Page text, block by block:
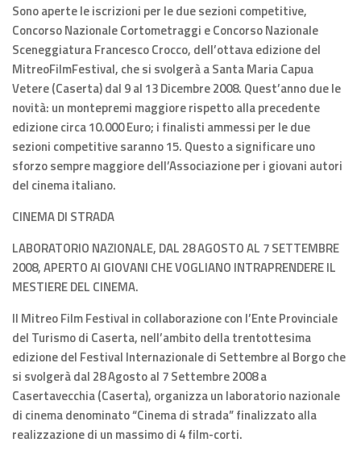
Sono aperte le iscrizioni per le due sezioni competitive,
Concorso Nazionale Cortometraggi e Concorso Nazionale
Sceneggiatura Francesco Crocco, dell’ottava edizione del
MitreoFilmFestival, che si svolgerà a Santa Maria Capua
Vetere (Caserta) dal 9 al 13 Dicembre 2008. Quest’anno due le
novità: un montepremi maggiore rispetto alla precedente
edizione circa 10.000 Euro; i finalisti ammessi per le due
sezioni competitive saranno 15. Questo a significare uno
sforzo sempre maggiore dell’Associazione per i giovani autori
del cinema italiano.
CINEMA DI STRADA
LABORATORIO NAZIONALE, DAL 28 AGOSTO AL 7 SETTEMBRE
2008, APERTO AI GIOVANI CHE VOGLIANO INTRAPRENDERE IL
MESTIERE DEL CINEMA.
Il Mitreo Film Festival in collaborazione con l’Ente Provinciale
del Turismo di Caserta, nell’ambito della trentottesima
edizione del Festival Internazionale di Settembre al Borgo che
si svolgerà dal 28 Agosto al 7 Settembre 2008 a
Casertavecchia (Caserta), organizza un laboratorio nazionale
di cinema denominato “Cinema di strada” finalizzato alla
realizzazione di un massimo di 4 film-corti.